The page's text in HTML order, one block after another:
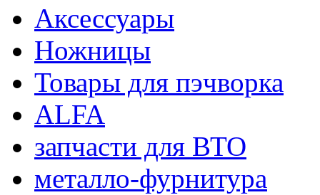
Аксессуары
Ножницы
Товары для пэчворка
ALFA
запчасти для ВТО
металло-фурнитура